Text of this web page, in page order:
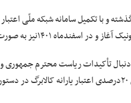
و با تکمیل سامانه شبکه ملّی
۱۴۰۱نیز به صورت سراسری به مرحله اجرا درآمد.
تأکیدات ریاست محترم جمهوری و